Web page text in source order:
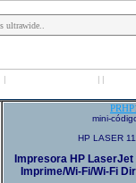
| | |
mini-
HP LASER
Impresora HP
Imprime/Wi-Fi/Wi-Fi